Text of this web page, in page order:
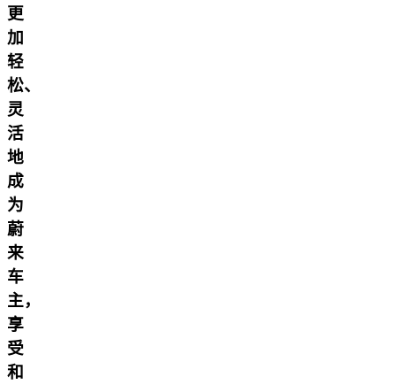
更
加
轻
松、
灵
活
地
成
为
蔚
来
车
主，
享
受
和